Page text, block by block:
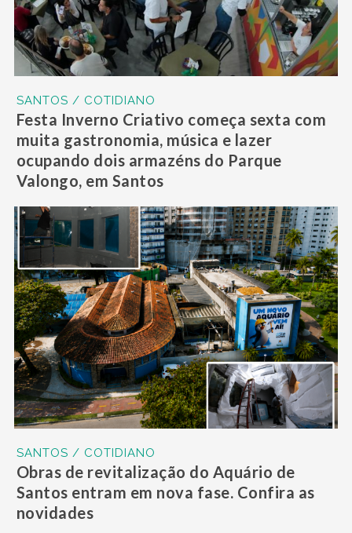
SANTOS / COTIDIANO
Festa Inverno Criativo começa sexta com
muita gastronomia, música e lazer
ocupando dois armazéns do Parque
Valongo, em Santos
SANTOS / COTIDIANO
Obras de revitalização do Aquário de
Santos entram em nova fase. Confira as
novidades